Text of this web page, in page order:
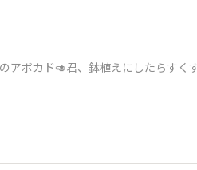
ボカド🥑君、鉢植えにしたらすく